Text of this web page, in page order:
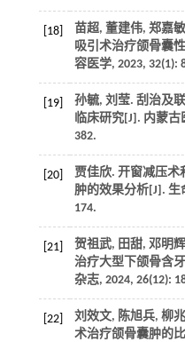
[18]
苗超, 董建伟, 郑嘉
吸引术治疗颌骨囊
容医学, 2023, 32(1):
[19]
孙毓, 刘莹. 刮治及
临床研究[J]. 内蒙古
382.
[20]
贾佳欣. 开窗减压术
肿的效果分析[J]. 生
174.
[21]
贺祖武, 田甜, 邓明
治疗大型下颌骨含
杂志, 2024, 26(12):
[22]
刘效文, 陈旭兵, 柳
术治疗颌骨囊肿的